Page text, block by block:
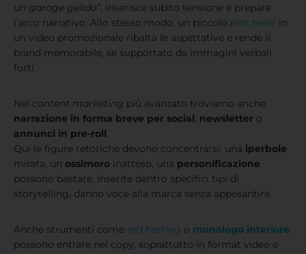
un garage gelido”, inserisce subito tensione e prepara
l’arco narrativo. Allo stesso modo, un piccolo plot twist in
un video promozionale ribalta le aspettative e rende il
brand memorabile, se supportato da immagini verbali
forti.
Nel content marketing più avanzato troviamo anche
narrazione in forma breve per social, newsletter o
annunci in pre-roll.
Qui le figure retoriche devono concentrarsi: una iperbole
mirata, un ossimoro inatteso, una personificazione
possono bastare. Inserite dentro specifici tipi di
storytelling, danno voce alla marca senza appesantire.
Anche strumenti come red herring o monologo interiore
possono entrare nel copy, soprattutto in format video e